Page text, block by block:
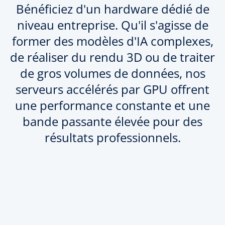
Bénéficiez d'un hardware dédié de
niveau entreprise. Qu'il s'agisse de
former des modèles d'IA complexes,
de réaliser du rendu 3D ou de traiter
de gros volumes de données, nos
serveurs accélérés par GPU offrent
une performance constante et une
bande passante élevée pour des
résultats professionnels.